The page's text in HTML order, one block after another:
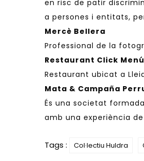
en risc de patir
a persones i entitats,
Mercè Bellera
Professional de la
Restaurant Click Menú
Restaurant ubicat a
Mata & Campaña
És una societat
amb una experiència
Tags : Col·lectiu Huldra